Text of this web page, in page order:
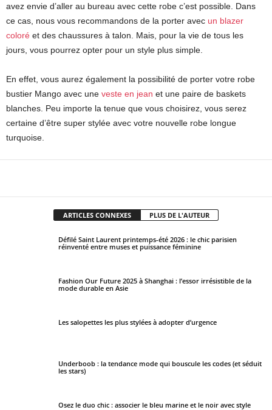
avez envie d’aller au bureau avec cette robe c’est possible. Dans
ce cas, nous vous recommandons de la porter avec un blazer
coloré et des chaussures à talon. Mais, pour la vie de tous les
jours, vous pourrez opter pour un style plus simple.
En effet, vous aurez également la possibilité de porter votre robe
bustier Mango avec une veste en jean et une paire de baskets
blanches. Peu importe la tenue que vous choisirez, vous serez
certaine d’être super stylée avec votre nouvelle robe longue
turquoise.
ARTICLES CONNEXES PLUS DE L'AUTEUR
Défilé Saint Laurent printemps-été 2026 : le chic parisien
réinventé entre muses et puissance féminine
Fashion Our Future 2025 à Shanghai : l’essor irrésistible de la
mode durable en Asie
Les salopettes les plus stylées à adopter d’urgence
Underboob : la tendance mode qui bouscule les codes (et séduit
les stars)
Osez le duo chic : associer le bleu marine et le noir avec style